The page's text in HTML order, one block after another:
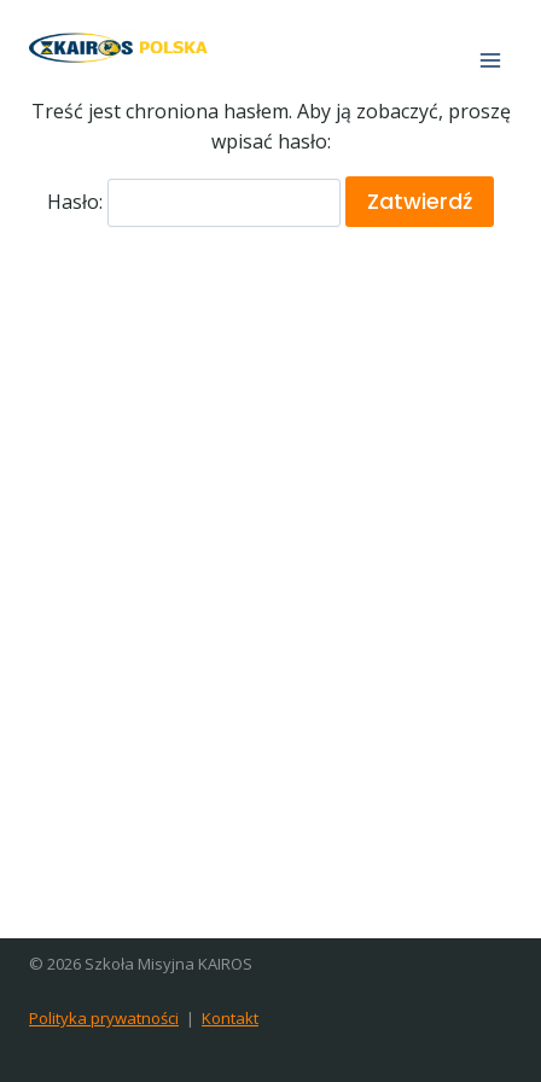
Treść jest chroniona hasłem. Aby ją zobaczyć, proszę
wpisać hasło:
Hasło:
© 2026 Szkoła Misyjna KAIROS
Polityka prywatności | Kontakt